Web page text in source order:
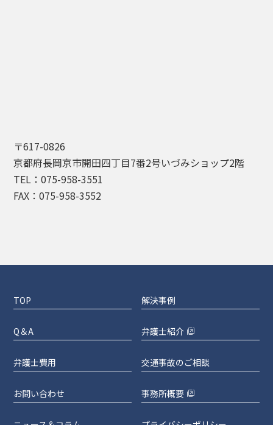
〒617-0826
京都府長岡京市開田四丁目7番2号いづみショップ2階
TEL：075-958-3551
FAX：075-958-3552
TOP 解決事例
Q＆A 弁護士紹介
弁護士費用 交通事故のご相談
お問い合わせ 事務所概要